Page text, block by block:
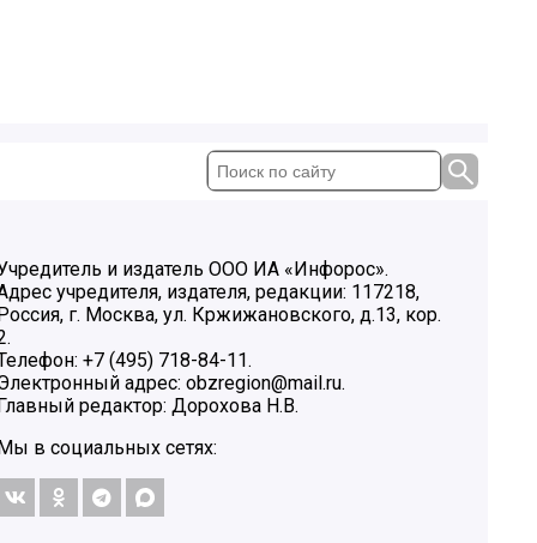
и издатель ООО ИА «Инфорос».
учредителя, издателя, редакции: 117218,
г. Москва, ул. Кржижановского, д.13, кор.
+7 (495) 718-84-11.
адрес: obzregion@mail.ru.
редактор: Дорохова Н.В.
в социальных сетях: